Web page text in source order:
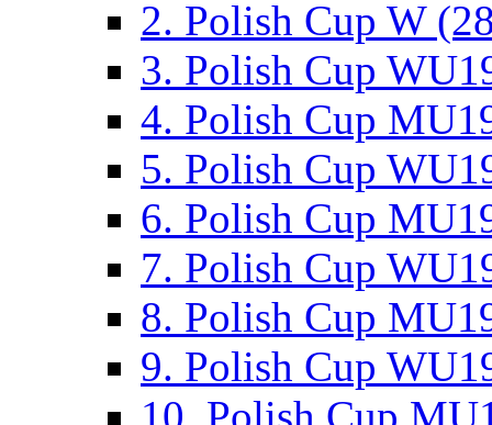
2. Polish Cup W
3. Polish Cup
4. Polish Cup
5. Polish Cup
6. Polish Cup
7. Polish Cup
8. Polish Cup
9. Polish Cup
10. Polish Cup